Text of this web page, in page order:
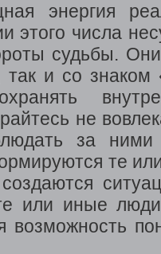
энергия
этого числа
судьбы. Они
так и со
не
за
те
или иные
возможность